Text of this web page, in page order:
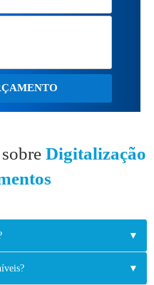
Digitalização
▼
▼